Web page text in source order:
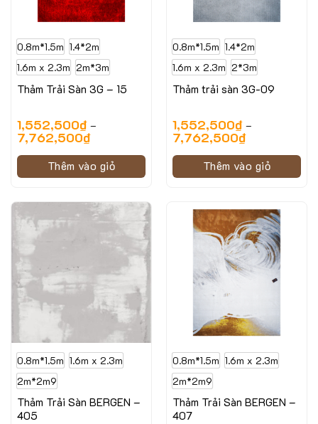
0.8m*1.5m 1.4*2m
1.6m x 2.3m 2m*3m
Thảm Trải Sàn 3G – 15
1,552,500₫–
7,762,500₫
Thêm vào giỏ
0.8m*1.5m 1.4*2m
1.6m x 2.3m 2*3m
Thảm trải sàn 3G-09
1,552,500₫–
7,762,500₫
Thêm vào giỏ
0.8m*1.5m 1.6m x 2.3m
2m*2m9
Thảm Trải Sàn BERGEN –
405
0.8m*1.5m 1.6m x 2.3m
2m*2m9
Thảm Trải Sàn BERGEN –
407